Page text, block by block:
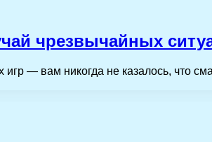
чрезвычайных
— вам никогда не казалось, что